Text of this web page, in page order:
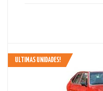
ULTIMAS UNIDADES!